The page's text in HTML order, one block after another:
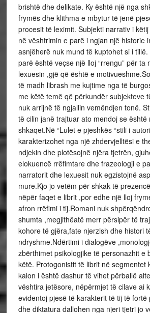
brishtë dhe delikate. Ky është një nga
frymës dhe klithma e mbytur të jenë
procesit të leximit. Subjekti narrativ i
në vështrimin e parë i ngjan një historie
asnjëherë nuk mund të kuptohet si i
parë është veçse një lloj “rrengu” për ta
lexuesin ,gjë që është e
të madh librash me kujtime nga të
me këtë temë që përkundër subjekteve
nuk arrijnë të ngjallin vemëndjen tonë.
të cilin janë trajtuar ato mendoj se është
shkaqet.Në “Lulet e pjeshkës “stili i
karakterizohet nga një zhdervjelltësi e
ndjekin dhe plotësojnë njëra tjetrën,
elokuencë rrëfimtare dhe frazeologji e
narratorit dhe lexuesit nuk egzistojnë
mure.Kjo jo vetëm për shkak të
nëpër faqet e librit ,por edhe një lloj
afron rrëfimi i tij.Romani nuk
shumta ,megjithëatë merr përsipër të
kohore të gjëra,fate njerzish dhe histori
ndryshme.Ndërtimi i dialogëve
zbërthimet psikologjike të personazhit e
këtë. Protogonistit të librit në segmentet
kalon i është dashur të vihet përballë
vështira jetësore, nëpërmjet të cilave ai
evidentoj pjesë të karakterit të tij të fortë
dhe diktatura dallohen nga njeri tjetri jo